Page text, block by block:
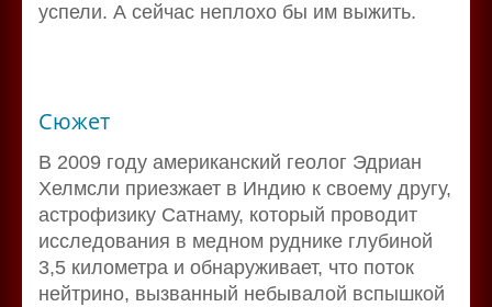
успели. А сейчас неплохо бы им выжить.
Сюжет
В 2009 году американский геолог Эдриан
Хелмсли приезжает в Индию к своему другу,
астрофизику Сатнаму, который проводит
исследования в медном руднике глубиной
3,5 километра и обнаруживает, что поток
нейтрино, вызванный небывалой вспышкой